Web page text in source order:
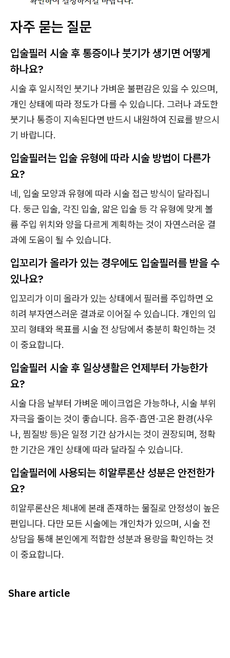
자주 묻는 질문
입술필러 시술 후 통증이나 붓기가 생기면 어떻게
하나요?
시술 후 일시적인 붓기나 가벼운 불편감은 있을 수 있으며,
개인 상태에 따라 정도가 다를 수 있습니다. 그러나 과도한
붓기나 통증이 지속된다면 반드시 내원하여 진료를 받으시
기 바랍니다.
입술필러는 입술 유형에 따라 시술 방법이 다른가
요?
네, 입술 모양과 유형에 따라 시술 접근 방식이 달라집니
다. 둥근 입술, 각진 입술, 얇은 입술 등 각 유형에 맞게 볼
륨 주입 위치와 양을 다르게 계획하는 것이 자연스러운 결
과에 도움이 될 수 있습니다.
입꼬리가 올라가 있는 경우에도 입술필러를 받을 수
있나요?
입꼬리가 이미 올라가 있는 상태에서 필러를 주입하면 오
히려 부자연스러운 결과로 이어질 수 있습니다. 개인의 입
꼬리 형태와 목표를 시술 전 상담에서 충분히 확인하는 것
이 중요합니다.
입술필러 시술 후 일상생활은 언제부터 가능한가
요?
시술 다음 날부터 가벼운 메이크업은 가능하나, 시술 부위
자극을 줄이는 것이 좋습니다. 음주·흡연·고온 환경(사우
나, 찜질방 등)은 일정 기간 삼가시는 것이 권장되며, 정확
한 기간은 개인 상태에 따라 달라질 수 있습니다.
입술필러에 사용되는 히알루론산 성분은 안전한가
요?
히알루론산은 체내에 본래 존재하는 물질로 안정성이 높은
편입니다. 다만 모든 시술에는 개인차가 있으며, 시술 전
상담을 통해 본인에게 적합한 성분과 용량을 확인하는 것
이 중요합니다.
Share article